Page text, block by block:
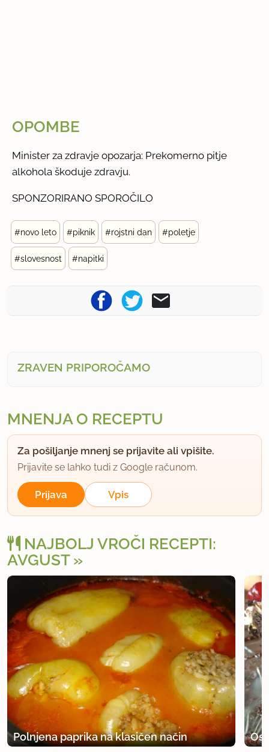
OPOMBE
Minister za zdravje opozarja: Prekomerno pitje
alkohola škoduje zdravju.
SPONZORIRANO SPOROČILO
#novo leto #piknik #rojstni dan #poletje
#slovesnost #napitki
ZRAVEN PRIPOROČAMO
MNENJA O RECEPTU
Za pošiljanje mnenj se prijavite ali vpišite.
Prijavite se lahko tudi z Google računom.
Prijava Vpis
NAJBOLJ VROČI RECEPTI:
AVGUST
Polnjena paprika na klasičen način